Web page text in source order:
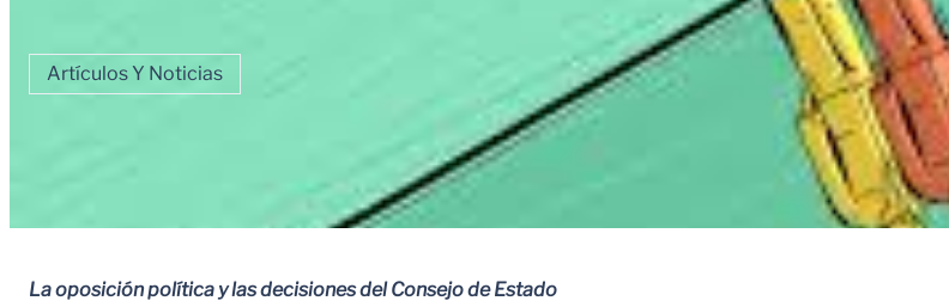
Artículos Y Noticias
La oposición política y las decisiones del Consejo de Estado